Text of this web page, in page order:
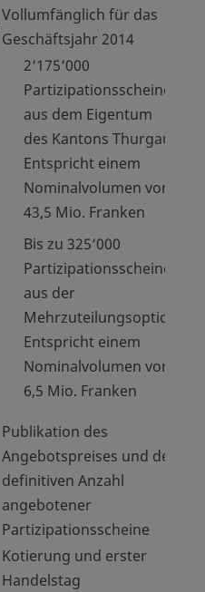
Vollumfänglich für das
Geschäftsjahr 2014
2‘175‘000
Partizipationsscheine
aus dem Eigentum
des Kantons Thurgau
Entspricht einem
Nominalvolumen von
43,5 Mio. Franken
Bis zu 325‘000
Partizipationsscheine
aus der
Mehrzuteilungsoption
Entspricht einem
Nominalvolumen von
6,5 Mio. Franken
Publikation des
Angebotspreises und der
definitiven Anzahl
angebotener
Partizipationsscheine
Kotierung und erster
Handelstag